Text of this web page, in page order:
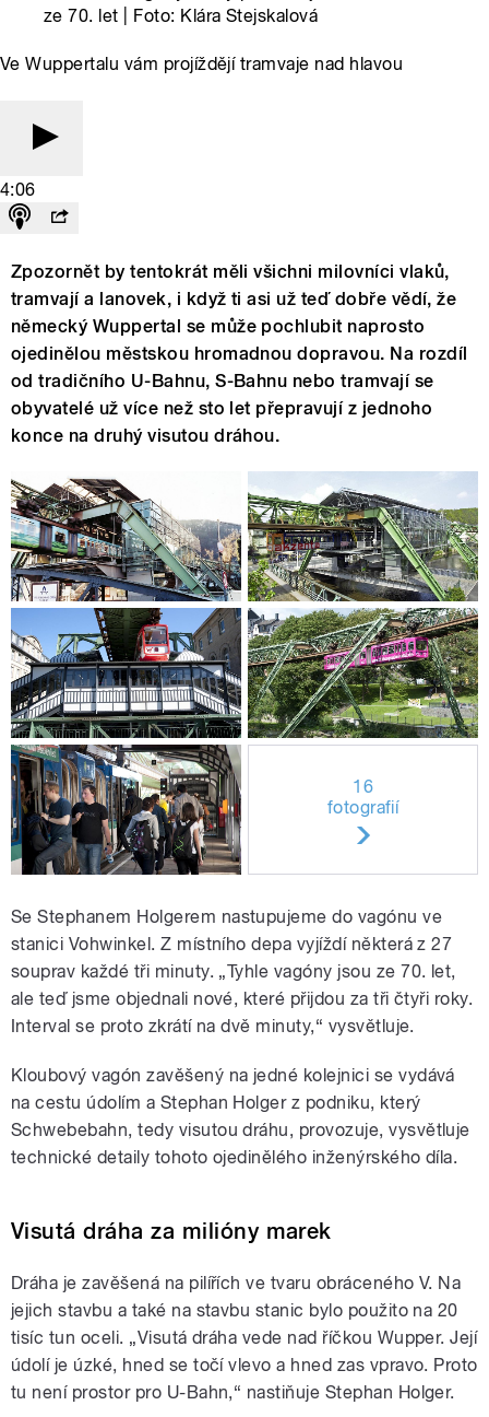
ze 70. let | Foto: Klára Stejskalová
Ve Wuppertalu vám projíždějí tramvaje nad hlavou
4:06
Zpozornět by tentokrát měli všichni milovníci vlaků,
tramvají a lanovek, i když ti asi už teď dobře vědí, že
německý Wuppertal se může pochlubit naprosto
ojedinělou městskou hromadnou dopravou. Na rozdíl
od tradičního U-Bahnu, S-Bahnu nebo tramvají se
obyvatelé už více než sto let přepravují z jednoho
konce na druhý visutou dráhou.
16
fotografií
Se Stephanem Holgerem nastupujeme do vagónu ve
stanici Vohwinkel. Z místního depa vyjíždí některá z 27
souprav každé tři minuty. „Tyhle vagóny jsou ze 70. let,
ale teď jsme objednali nové, které přijdou za tři čtyři roky.
Interval se proto zkrátí na dvě minuty,“ vysvětluje.
Kloubový vagón zavěšený na jedné kolejnici se vydává
na cestu údolím a Stephan Holger z podniku, který
Schwebebahn, tedy visutou dráhu, provozuje, vysvětluje
technické detaily tohoto ojedinělého inženýrského díla.
Visutá dráha za milióny marek
Dráha je zavěšená na pilířích ve tvaru obráceného V. Na
jejich stavbu a také na stavbu stanic bylo použito na 20
tisíc tun oceli. „Visutá dráha vede nad říčkou Wupper. Její
údolí je úzké, hned se točí vlevo a hned zas vpravo. Proto
tu není prostor pro U-Bahn,“ nastiňuje Stephan Holger.